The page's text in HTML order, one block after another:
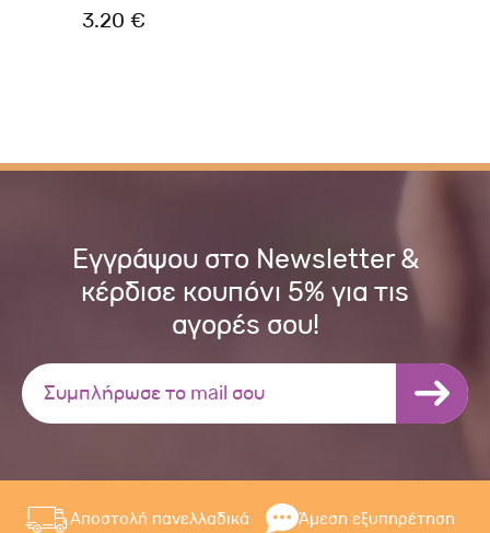
3.20 €
Εγγράψου στο Newsletter &
κέρδισε κουπόνι 5% για τις
αγορές σου!
Αποστολή πανελλαδικά Άμεση εξυπηρέτηση